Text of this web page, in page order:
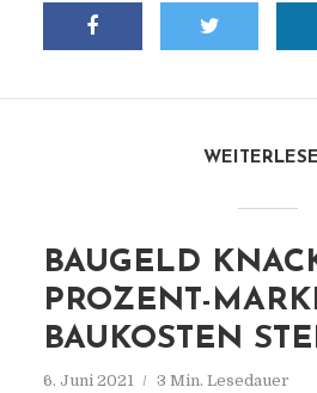
BAUGELD
PROZENT-
BAUKOSTEN
6. Juni 2021 3 Min. Lesedauer